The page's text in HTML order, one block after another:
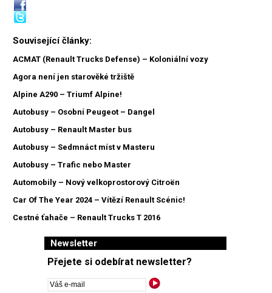
Související články:
ACMAT (Renault Trucks Defense) – Koloniální vozy
Agora není jen starověké tržiště
Alpine A290 – Triumf Alpine!
Autobusy – Osobní Peugeot – Dangel
Autobusy – Renault Master bus
Autobusy – Sedmnáct míst v Masteru
Autobusy – Trafic nebo Master
Automobily – Nový velkoprostorový Citroën
Car Of The Year 2024 – Vítězí Renault Scénic!
Cestné ťahače – Renault Trucks T 2016
Newsletter
Přejete si odebírat newsletter?